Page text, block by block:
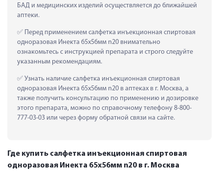
БАД и медицинских изделий осуществляется до ближайшей
аптеки.
Перед применением салфетка инъекционная спиртовая
одноразовая Инекта 65х56мм n20 внимательно
ознакомьтесь с инструкцией препарата и строго следуйте
указанным рекомендациям.
Узнать наличие салфетка инъекционная спиртовая
одноразовая Инекта 65х56мм n20 в аптеках в г. Москва, а
также получить консультацию по применению и дозировке
этого препарата, можно по справочному телефону 8-800-
777-03-03 или через форму обратной связи на сайте.
Где купить салфетка инъекционная спиртовая
одноразовая Инекта 65х56мм n20 в г. Москва